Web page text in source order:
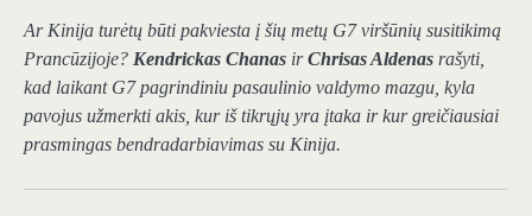
Ar Kinija turėtų būti pakviesta į šių metų G7 viršūnių susitikimą
Prancūzijoje? Kendrickas Chanas irChrisas Aldenas rašyti,
kad laikant G7 pagrindiniu pasaulinio valdymo mazgu, kyla
pavojus užmerkti akis, kur iš tikrųjų yra įtaka ir kur greičiausiai
prasmingas bendradarbiavimas su Kinija.